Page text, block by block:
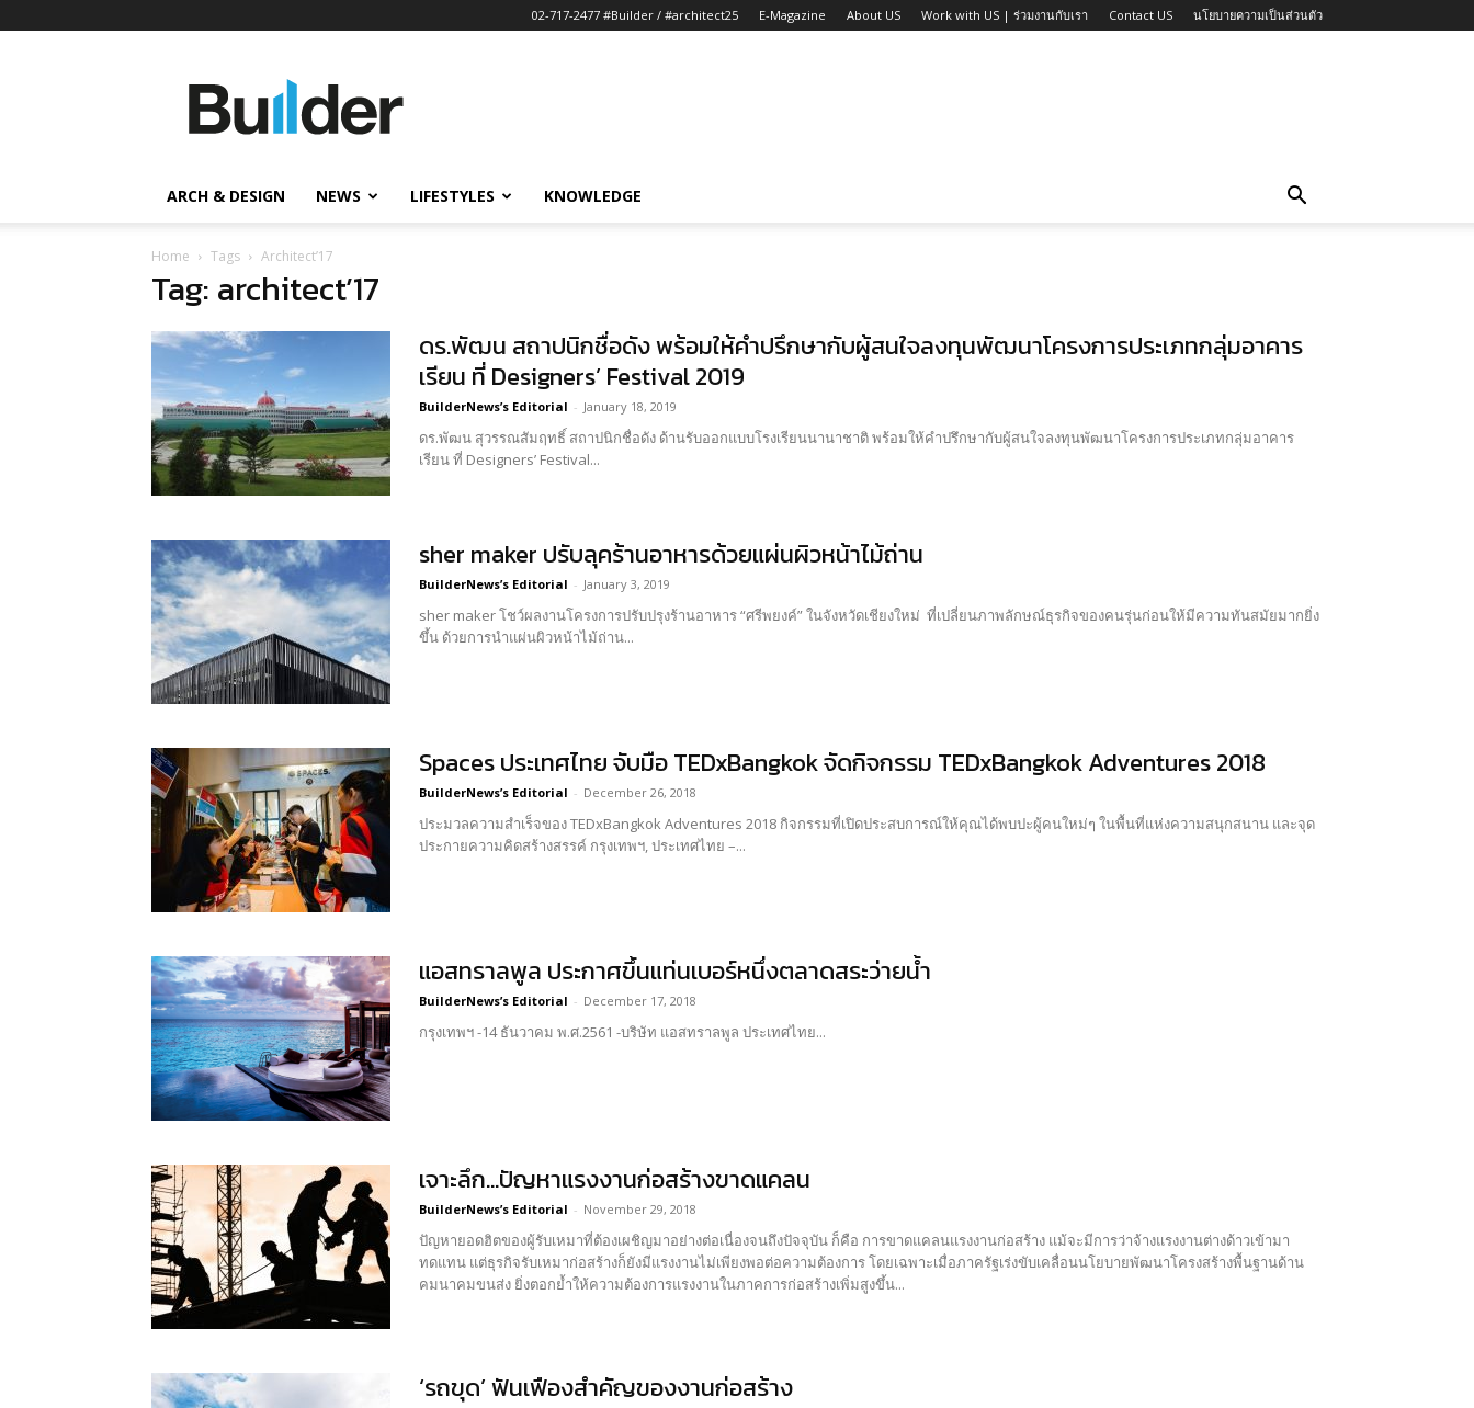
02-717-2477 #Builder / #architect25 E-Magazine About US Work with US | ร่วมงานกับเรา Contact US นโยบายความเป็นส่วนตัว
ข่าว
ก่อสร้าง
ARCH & DESIGN NEWS LIFESTYLES KNOWLEDGE
Home Tags Architect’17
Tag: architect’17
ดร.พัฒน สถาปนิกชื่อดัง พร้อมให้คำปรึกษากับผู้สนใจลงทุนพัฒนาโครงการประเภทกลุ่มอาคาร
เรียน ที่ Designers’ Festival 2019
BuilderNews’s Editorial - January 18, 2019
ดร.พัฒน สุวรรณสัมฤทธิ์ สถาปนิกชื่อดัง ด้านรับออกแบบโรงเรียนนานาชาติ พร้อมให้คำปรึกษากับผู้สนใจลงทุนพัฒนาโครงการประเภทกลุ่มอาคาร
เรียน ที่ Designers’ Festival...
sher maker ปรับลุคร้านอาหารด้วยแผ่นผิวหน้าไม้ถ่าน
BuilderNews’s Editorial - January 3, 2019
sher maker โชว์ผลงานโครงการปรับปรุงร้านอาหาร “ศรีพยงค์” ในจังหวัดเชียงใหม่ ที่เปลี่ยนภาพลักษณ์ธุรกิจของคนรุ่นก่อนให้มีความทันสมัยมากยิ่ง
ขึ้น ด้วยการนำแผ่นผิวหน้าไม้ถ่าน...
Spaces ประเทศไทย จับมือ TEDxBangkok จัดกิจกรรม TEDxBangkok Adventures 2018
BuilderNews’s Editorial - December 26, 2018
ประมวลความสำเร็จของ TEDxBangkok Adventures 2018 กิจกรรมที่เปิดประสบการณ์ให้คุณได้พบปะผู้คนใหม่ๆ ในพื้นที่แห่งความสนุกสนาน และจุด
ประกายความคิดสร้างสรรค์ กรุงเทพฯ, ประเทศไทย –...
แอสทราลพูล ประกาศขึ้นแท่นเบอร์หนึ่งตลาดสระว่ายน้ำ
BuilderNews’s Editorial - December 17, 2018
กรุงเทพฯ -14 ธันวาคม พ.ศ.2561 -บริษัท แอสทราลพูล ประเทศไทย...
เจาะลึก…ปัญหาแรงงานก่อสร้างขาดแคลน
BuilderNews’s Editorial - November 29, 2018
ปัญหายอดฮิตของผู้รับเหมาที่ต้องเผชิญมาอย่างต่อเนื่องจนถึงปัจจุบัน ก็คือ การขาดแคลนแรงงานก่อสร้าง แม้จะมีการว่าจ้างแรงงานต่างด้าวเข้ามา
ทดแทน แต่ธุรกิจรับเหมาก่อสร้างก็ยังมีแรงงานไม่เพียงพอต่อความต้องการ โดยเฉพาะเมื่อภาครัฐเร่งขับเคลื่อนนโยบายพัฒนาโครงสร้างพื้นฐานด้าน
คมนาคมขนส่ง ยิ่งตอกย้ำให้ความต้องการแรงงานในภาคการก่อสร้างเพิ่มสูงขึ้น...
‘รถขุด’ ฟันเฟืองสำคัญของงานก่อสร้าง